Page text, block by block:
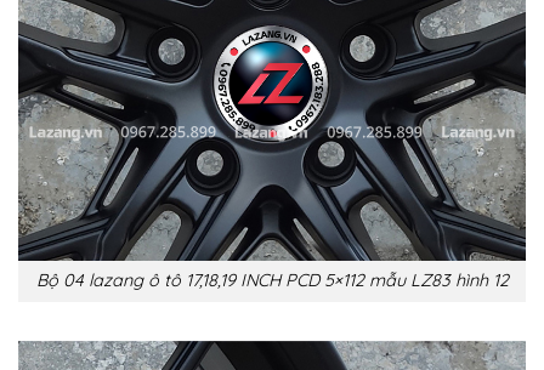
Bộ 04 lazang ô tô 17,18,19 INCH PCD 5×112 mẫu LZ83 hình 12